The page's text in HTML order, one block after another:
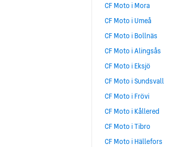
CF Moto i Mora
CF Moto i Umeå
CF Moto i Bollnäs
CF Moto i Alingsås
CF Moto i Eksjö
CF Moto i Sundsvall
CF Moto i Frövi
CF Moto i Kållered
CF Moto i Tibro
CF Moto i Hällefors